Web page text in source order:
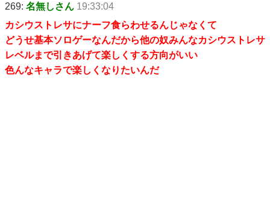
269: 名無しさん 19:33:04
カシウストレサにナーフ食らわせるんじゃなくて
どうせ基本ソロゲーなんだから他の奴みんなカシウストレサ
レベルまで引きあげて楽しくする方向がいい
色んなキャラで楽しくなりたいんだ